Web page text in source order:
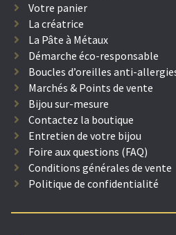
Votre panier
La créatrice
La Pâte à Métaux
Démarche éco-responsable
Boucles d’oreilles anti-
Marchés & Points de vente
Bijou sur-mesure
Contactez la boutique
Entretien de votre bijou
Foire aux questions (FAQ)
Conditions générales de vente
Politique de confidentialité